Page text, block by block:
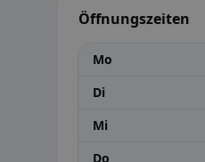
Öffnungszeiten
Mo
Di
Mi
Do